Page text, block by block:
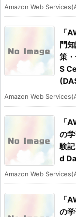
Amazon Web
「
門
策
S
Amazon Web
「
の
験
d
Amazon Web
「
の